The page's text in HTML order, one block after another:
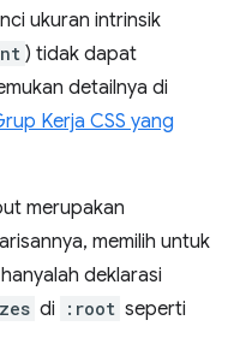
ukuran intrinsik
) tidak dapat
detailnya di
Kerja CSS yang
merupakan
memilih untuk
deklarasi
di :root seperti